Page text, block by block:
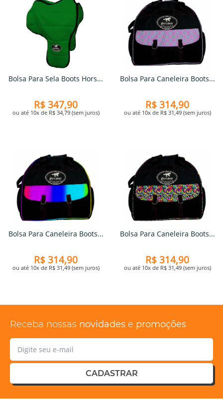
Bolsa Para Sela Boots Hors...
R$ 347,90
ou até 10x de R$ 34,79 (sem juros)
Bolsa Para Caneleira Boots...
R$ 314,90
ou até 10x de R$ 31,49 (sem juros)
Bolsa Para Caneleira Boots...
R$ 314,90
ou até 10x de R$ 31,49 (sem juros)
Bolsa Para Caneleira Boots...
R$ 314,90
ou até 10x de R$ 31,49 (sem juros)
Receba nossas novidades e promoções
CADASTRAR